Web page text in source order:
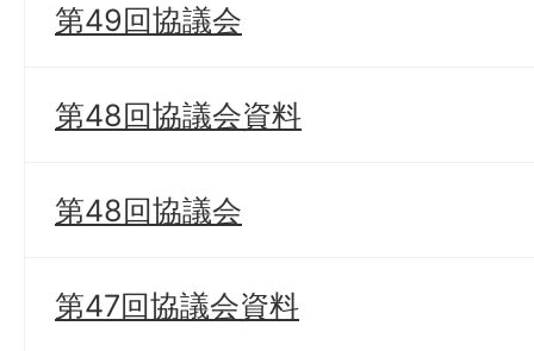
第49回協議会
第48回協議会資料
第48回協議会
第47回協議会資料